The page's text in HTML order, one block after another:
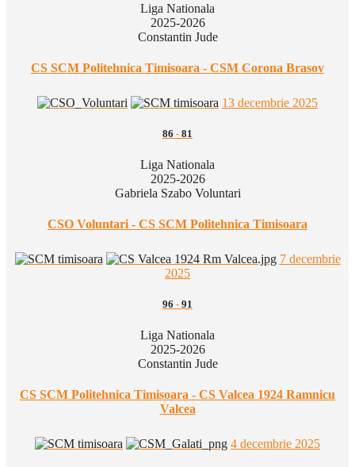
Liga Nationala
2025-2026
Constantin Jude
CS SCM Politehnica Timisoara - CSM Corona Brasov
13 decembrie 2025
86 - 81
Liga Nationala
2025-2026
Gabriela Szabo Voluntari
CSO Voluntari - CS SCM Politehnica Timisoara
7 decembrie
2025
96 - 91
Liga Nationala
2025-2026
Constantin Jude
CS SCM Politehnica Timisoara - CS Valcea 1924 Ramnicu
Valcea
4 decembrie 2025